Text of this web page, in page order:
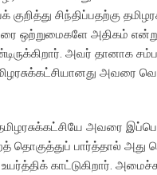
சிந்திப்பதற்கு
ஒற்றுமைகளே அதிகம்
அவர் தானாக
அவரை
அவரை
தொகுத்துப் பார்த்தால் அது
காட்டுகிறார்.